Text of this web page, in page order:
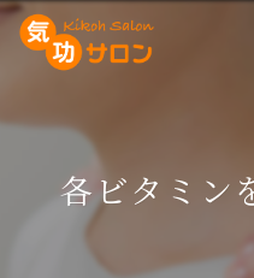
各ビタミン